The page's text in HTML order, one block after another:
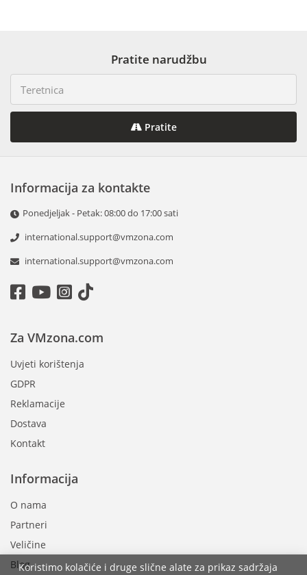
Koristimo kolačiće i druge slične alate za prikaz sadržaja
Pratite narudžbu
Pratite
Informacija za kontakte
Ponedjeljak - Petak: 08:00 do 17:00 sati
international.support@vmzona.com
international.support@vmzona.com
Informacija
O nama
Partneri
Veličine
Blog
Za VMzona.com
Uvjeti korištenja
GDPR
Reklamacije
Dostava
Kontakt